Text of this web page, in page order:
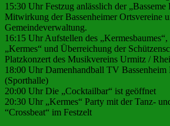
15:30 Uhr Festzug anlässlich der „Basseme
Mitwirkung der Bassenheimer Ortsvereine
Gemeindeverwaltung.
16:15 Uhr Aufstellen des
„Kermes“ und Überreichung der
Platzkonzert des Musikvereins Urmitz /
18:00 Uhr Damenhandball TV
(Sporthalle)
20:00 Uhr Die „Cocktailbar“ ist geöffnet
20:30 Uhr „Kermes“ Party mit der Tanz-
“Crossbeat“ im Festzelt